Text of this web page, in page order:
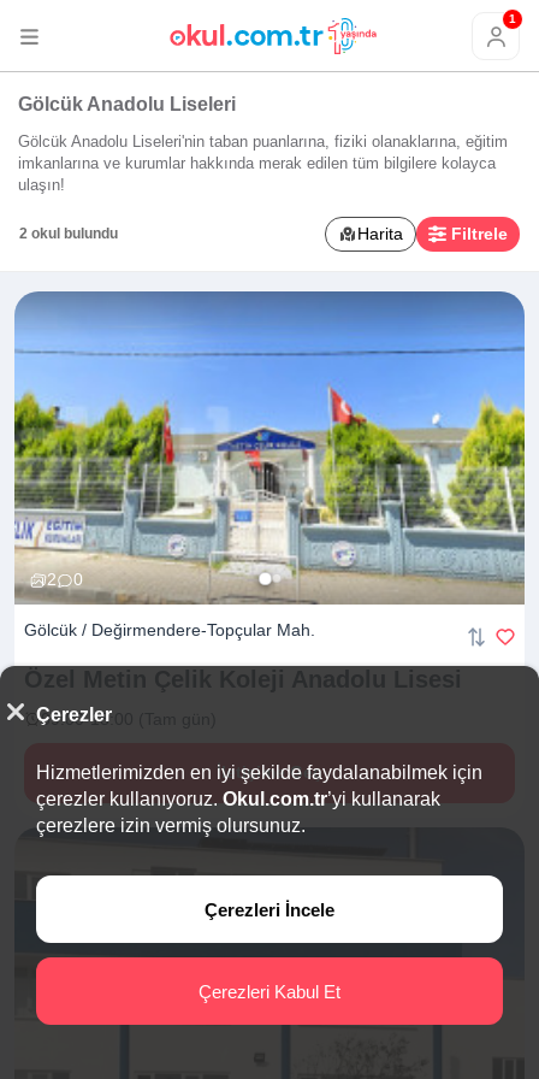
1
Gölcük Anadolu Liseleri
Gölcük Anadolu Liseleri'nin taban puanlarına, fiziki olanaklarına, eğitim
imkanlarına ve kurumlar hakkında merak edilen tüm bilgilere kolayca
ulaşın!
2 okul bulundu Harita Filtrele
2 0
Gölcük / Değirmendere-Topçular Mah.
09:00-18:00 (Tam gün)
İletişime Geç
Çerezler
Hizmetlerimizden en iyi şekilde faydalanabilmek için
çerezler kullanıyoruz. Okul.com.tr’yi kullanarak
çerezlere izin vermiş olursunuz.
Çerezleri İncele
Çerezleri Kabul Et